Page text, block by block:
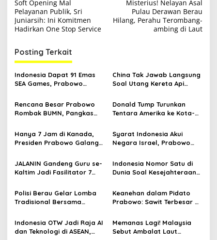
a
v
g
a
s
p
o
s
Soft Opening Mal
Pelayanan Publik, Sri
Juniarsih: Ini Komitmen
Hadirkan One Stop Service
Misterius! Nelayan Asal
Pulau Derawan Berau
Hilang, Perahu Terombang-
ambing di Laut
Posting Terkait
Indonesia Dapat 91 Emas
SEA Games, Prabowo
Mikir Bonus
China Tak Jawab Langsung
Soal Utang Kereta Api
Rencana Besar Prabowo
Rombak BUMN, Pangkas
Negara
Donald Tump Turunkan
Tentara Amerika ke Kota-
Makar
Hanya 7 Jam di Kanada,
Presiden Prabowo Galang
Indonesia
Syarat Indonesia Akui
Negara Israel, Prabowo
Akui Kemerdekaan
Palestina
JALANIN Gandeng Guru se-
Kaltim Jadi Fasilitator 7
Hebat
Indonesia Nomor Satu di
Dunia Soal Kesejahteraan
Terbelakang
Polisi Berau Gelar Lomba
Tradisional Bersama
80 RI
Keanehan dalam Pidato
Prabowo: Sawit Terbesar di
Polemik Pangan Mahal
Indonesia OTW Jadi Raja AI
dan Teknologi di ASEAN,
Memanas Lagi! Malaysia
Sebut Ambalat Laut